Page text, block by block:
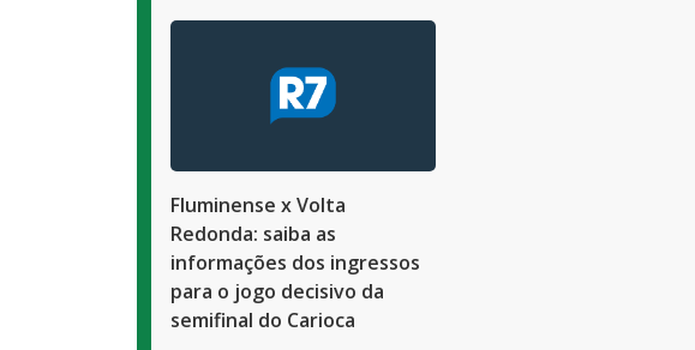
Fluminense x Volta
Redonda: saiba as
informações dos ingressos
para o jogo decisivo da
semifinal do Carioca